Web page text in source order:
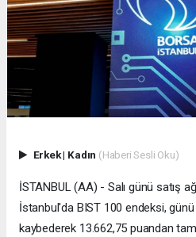
Erkek| Kadın (Haberi Sesli Oku)
İSTANBUL (AA) - Salı günü satış
İstanbul'da BIST 100 endeksi,
kaybederek 13.662,75 puandan